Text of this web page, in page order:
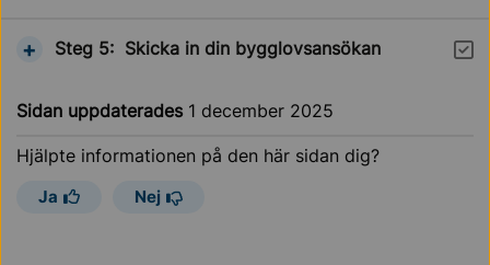
Visa information om
Steg 5: Skicka in din bygglovsansökan
Sidan uppdaterades 1 december 2025
Hjälpte informationen på den här sidan dig?
Ja Nej